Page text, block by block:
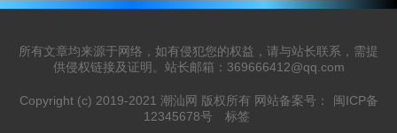
所有文章均来源于网络，如有侵犯您的权益，请与站长联系，需提
供侵权链接及证明。站长邮箱：369666412@qq.com
Copyright (c) 2019-2021 潮汕网 版权所有 网站备案号：
闽ICP备
12345678号
标签